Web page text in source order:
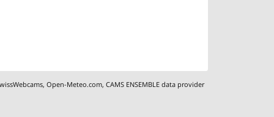
,Open-Meteo.com,CAMS ENSEMBLE data provider